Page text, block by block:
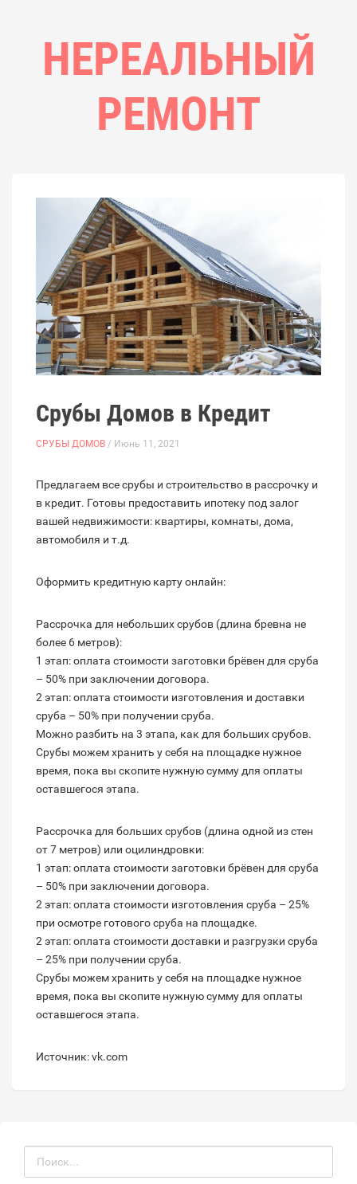
НЕРЕАЛЬНЫЙ
РЕМОНТ
Срубы Домов в Кредит
СРУБЫ ДОМОВ / Июнь 11, 2021
Предлагаем все срубы и строительство в рассрочку и
в кредит. Готовы предоставить ипотеку под залог
вашей недвижимости: квартиры, комнаты, дома,
автомобиля и т.д.
Оформить кредитную карту онлайн:
Рассрочка для небольших срубов (длина бревна не
более 6 метров):
1 этап: оплата стоимости заготовки брёвен для сруба
– 50% при заключении договора.
2 этап: оплата стоимости изготовления и доставки
сруба – 50% при получении сруба.
Можно разбить на 3 этапа, как для больших срубов.
Срубы можем хранить у себя на площадке нужное
время, пока вы скопите нужную сумму для оплаты
оставшегося этапа.
Рассрочка для больших срубов (длина одной из стен
от 7 метров) или оцилиндровки:
1 этап: оплата стоимости заготовки брёвен для сруба
– 50% при заключении договора.
2 этап: оплата стоимости изготовления сруба – 25%
при осмотре готового сруба на площадке.
2 этап: оплата стоимости доставки и разгрузки сруба
– 25% при получении сруба.
Срубы можем хранить у себя на площадке нужное
время, пока вы скопите нужную сумму для оплаты
оставшегося этапа.
Источник: vk.com